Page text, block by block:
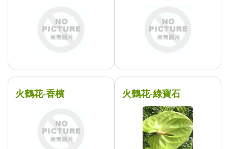
火鶴花-香檳 火鶴花-綠寶石